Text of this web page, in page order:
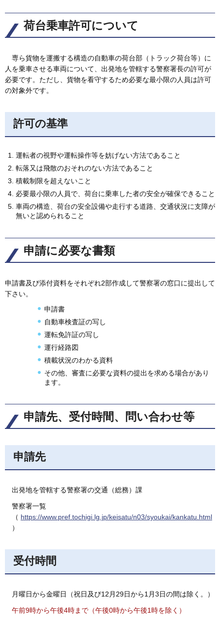
荷台乗車許可について
専ら貨物を運搬する構造の自動車の荷台部（トラック荷台等）に
人を乗車させる車両について、出発地を管轄する警察署長の許可が
必要です。ただし、貨物を看守するため必要な最小限の人員は許可
の対象外です。
許可の基準
運転者の視野や運転操作等を妨げない方法であること
転落又は飛散のおそれのない方法であること
積載制限を超えないこと
必要最小限の人員で、荷台に乗車した者の安全が確保できること
車両の構造、荷台の安全設備や走行する道路、交通状況に支障が
無いと認められること
申請に必要な書類
申請書及び添付資料をそれぞれ2部作成して警察署の窓口に提出して
下さい。
申請書
自動車検査証の写し
運転免許証の写し
運行経路図
積載状況のわかる資料
その他、審査に必要な資料の提出を求める場合があり
ます。
申請先、受付時間、問い合わせ等
申請先
出発地を管轄する警察署の交通（総務）課
警察署一覧
（ https://www.pref.tochigi.lg.jp/keisatu/n03/syoukai/kankatu.html
）
受付時間
月曜日から金曜日（祝日及び12月29日から1月3日の間は除く。）
午前9時から午後4時まで（午後0時から午後1時を除く）